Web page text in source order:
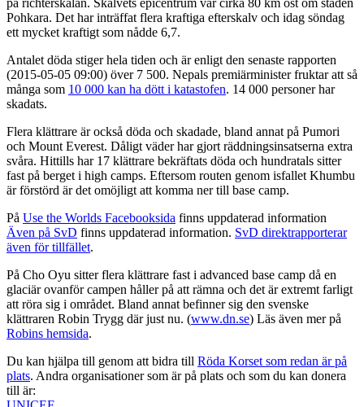
Pohkara. Det har inträffat flera kraftiga efterskalv och idag söndag
ett mycket kraftigt som nådde 6,7.
Antalet döda stiger hela tiden och är enligt den senaste rapporten
(2015-05-05 09:00) över 7 500. Nepals premiärminister fruktar att så
många som 10 000 kan ha dött i katastofen. 14 000 personer har
skadats.
Flera klättrare är också döda och skadade, bland annat på Pumori
och Mount Everest. Dåligt väder har gjort räddningsinsatserna extra
svåra. Hittills har 17 klättrare bekräftats döda och hundratals sitter
fast på berget i high camps. Eftersom routen genom isfallet Khumbu
är förstörd är det omöjligt att komma ner till base camp.
På Use the Worlds Facebooksida finns uppdaterad information
Även på SvD finns uppdaterad information. SvD direktrapporterar
även för tillfället.
På Cho Oyu sitter flera klättrare fast i advanced base camp då en
glaciär ovanför campen håller på att rämna och det är extremt farligt
att röra sig i området. Bland annat befinner sig den svenske
klättraren Robin Trygg där just nu. (www.dn.se) Läs även mer på
Robins hemsida.
Du kan hjälpa till genom att bidra till Röda Korset som redan är på
plats. Andra organisationer som är på plats och som du kan donera
till är: